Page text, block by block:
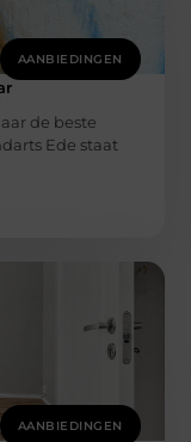
AANBIEDINGEN
de beste
Ede staat
AANBIEDINGEN